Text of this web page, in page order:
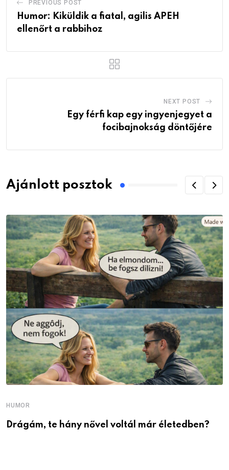
PREVIOUS POST
Humor: Kiküldik a fiatal, agilis APEH
ellenőrt a rabbihoz
NEXT POST
Egy férfi kap egy ingyenjegyet a
focibajnokság döntőjére
Ajánlott posztok
HUMOR
Drágám, te hány nővel voltál már életedben?